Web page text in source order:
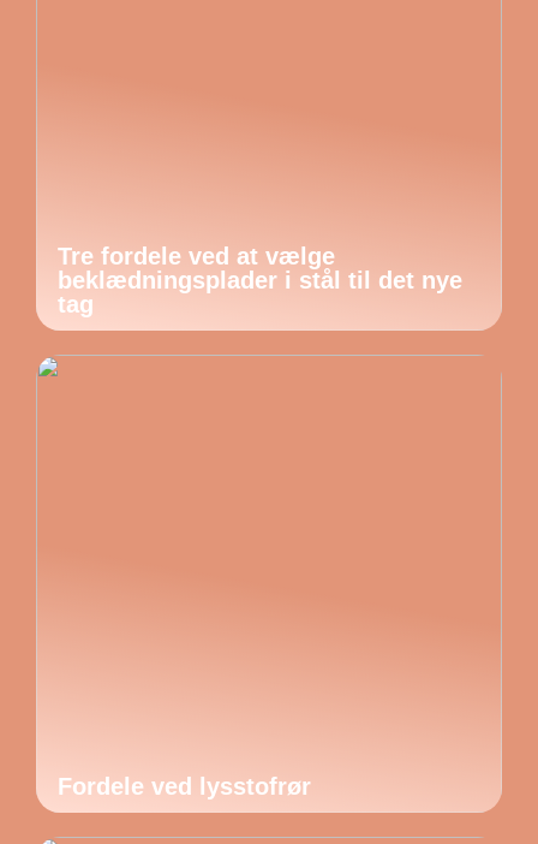
Tre fordele ved at vælge
beklædningsplader i stål til det nye
tag
Fordele ved lysstofrør